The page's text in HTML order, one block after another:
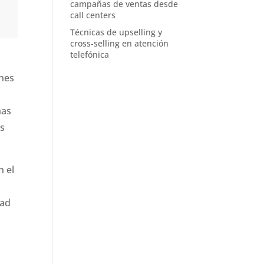
el
campañas de ventas desde
call centers
Técnicas de upselling y
cross-selling en atención
telefónica